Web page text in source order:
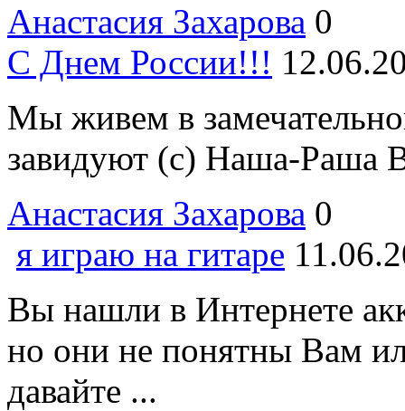
Анастасия Захарова 0
С Днем России!!!
Мы живем в
завидуют (с) Наша-Раша
Анастасия Захарова 0
я играю на гитаре
Вы нашли в Интернете
но они не понятны Вам
давайте ...